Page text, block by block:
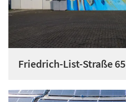
Friedrich-List-Straße 65